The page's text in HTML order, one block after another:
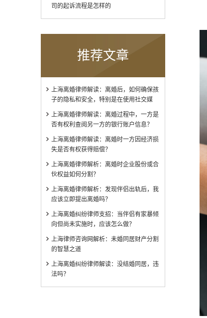
司的起诉流程是怎样的
推荐文章
上海离婚律师解读：离婚后，如何确保孩
子的隐私和安全，特别是在使用社交媒
上海离婚律师解读：离婚过程中，一方是
否有权利查阅另一方的银行账户信息？
上海离婚律师解读：离婚时一方因经济损
失是否有权获得赔偿？
上海离婚律师解析：离婚时企业股份或合
伙权益如何分割？
上海离婚律师解析：发现伴侣出轨后，我
应该立即提出离婚吗？
上海离婚纠纷律师支招：当伴侣有家暴倾
向但尚未实施时，应该怎么做？
上海律师咨询网解析：未婚同居财产分割
的智慧之道
上海离婚纠纷律师解读：没结婚同居，违
法吗？